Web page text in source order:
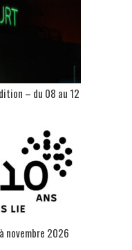
– du 08 au 12
novembre 2026